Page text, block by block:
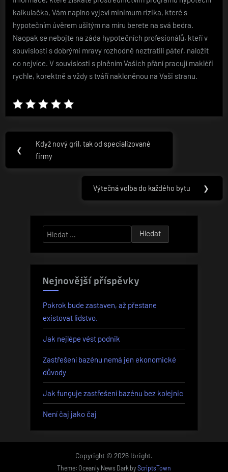
kalkulačka, Vám naplno vyjeví minimum rizika, které s
hypotečním úvěrem ušitým na míru berete na svá bedra.
Naopak se nebojte na záda hypotečních profesionálů, kteří v
souvislosti s dobrými mravy rozhodně neztratili páteř, naložit
co nejvíce. V souvislosti s plněním Vašich přání pracují makléři
rychle, korektně a vždy s tváří nakloněnou na Vaši stranu.
Navigace
pro
❮
Previous
Post:
Když nový gril, tak od specializované
firmy
Next
Výtečná volba do každého bytu ❯
Vyhledávání
Nejnovější příspěvky
Pokrok bude zastaven, až přestane
existovat lidstvo.
Jak nejlépe vést podnik
Zastřešení bazénu nemá jen ekonomické
důvody
Jak funguje zastřešení bazénu bez kolejnic
Není čaj jako čaj
Copyright © 2026 Ibright.
Theme: Oceanly News Dark byScriptsTown